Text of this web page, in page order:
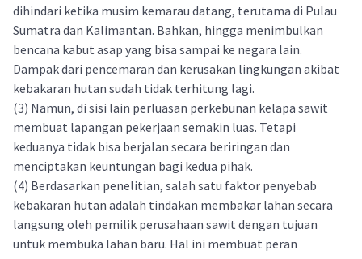
dihindari ketika musim kemarau datang, terutama di Pulau
Sumatra dan Kalimantan. Bahkan, hingga menimbulkan
bencana kabut asap yang bisa sampai ke negara lain.
Dampak dari pencemaran dan kerusakan lingkungan akibat
kebakaran hutan sudah tidak terhitung lagi.
(3) Namun, di sisi lain perluasan perkebunan kelapa sawit
membuat lapangan pekerjaan semakin luas. Tetapi
keduanya tidak bisa berjalan secara beriringan dan
menciptakan keuntungan bagi kedua pihak.
(4) Berdasarkan penelitian, salah satu faktor penyebab
kebakaran hutan adalah tindakan membakar lahan secara
langsung oleh pemilik perusahaan sawit dengan tujuan
untuk membuka lahan baru. Hal ini membuat peran